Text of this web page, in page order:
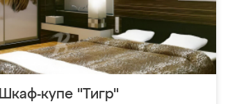
Шкаф-купе "Тигр"